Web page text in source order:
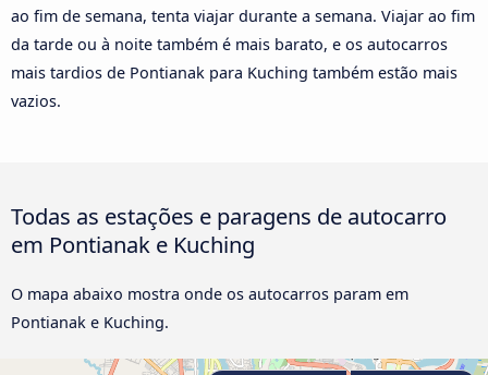
ao fim de semana, tenta viajar durante a semana. Viajar ao fim
da tarde ou à noite também é mais barato, e os autocarros
mais tardios de Pontianak para Kuching também estão mais
vazios.
Todas as estações e paragens de autocarro
em Pontianak e Kuching
O mapa abaixo mostra onde os autocarros param em
Pontianak e Kuching.